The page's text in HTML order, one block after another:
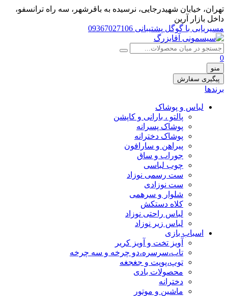
تهران، خيابان شهيدرجايى، نرسیده به باقرشهر، سه راه ترانسفو،
داخل بازار آرین
مسیریابی با گوگل پشتیبانی 09367027106
0
منو
پیگیری سفارش
برندها
لباس و پوشاک
پالتو ، بارانی و کاپشن
پوشاک پسرانه
پوشاک دخترانه
پیراهن و سارافون
جوراب و ساق
چوب لباسی
ست رسمی نوزاد
ست نوزادی
شلوار و سرهمی
کلاه دستکش
لباس راحتی نوزاد
لباس زیر نوزاد
اسباب بازی
آویز تخت و آویز کریر
تاب،سرسره،دو چرخه و سه چرخه
توپ،پوپت و جغجغه
محصولات بادی
دخترانه
ماشین و موتور